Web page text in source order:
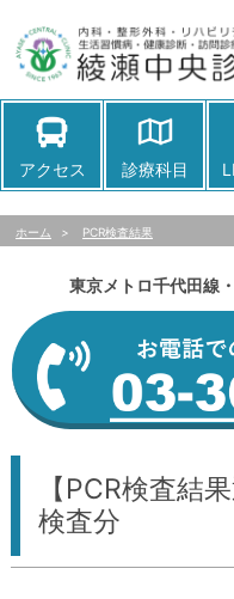
アクセス 診療科目
ホーム > PCR検査結果
東京メトロ千代田線
【PCR検査結
検査分